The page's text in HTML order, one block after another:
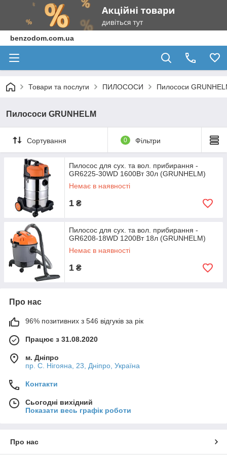
benzodom.com.ua
Товари та послуги ПИЛОСОСИ Пилососи
Пилососи GRUNHELM
Сортування 0 Фільтри
Пилосос для сух. та вол. прибирання -
GR6225-30WD 1600Вт 30л (GRUNHELM)
Немає в наявності
1 ₴
Пилосос для сух. та вол. прибирання -
GR6208-18WD 1200Вт 18л (GRUNHELM)
Немає в наявності
1 ₴
Про нас
96% позитивних з 546 відгуків за рік
Працює з 31.08.2020
м. Дніпро
пр. С. Нігояна, 23, Дніпро, Україна
Контакти
Сьогодні вихідний
Показати весь графік роботи
Про нас